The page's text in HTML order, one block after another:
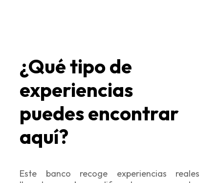
¿Qué tipo de
experiencias
puedes encontrar
aquí?
Este banco recoge experiencias reales